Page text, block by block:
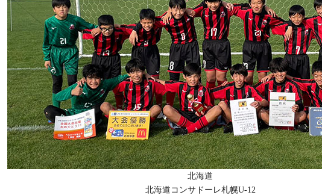
北海道
北海道コンサドーレ札幌U-12